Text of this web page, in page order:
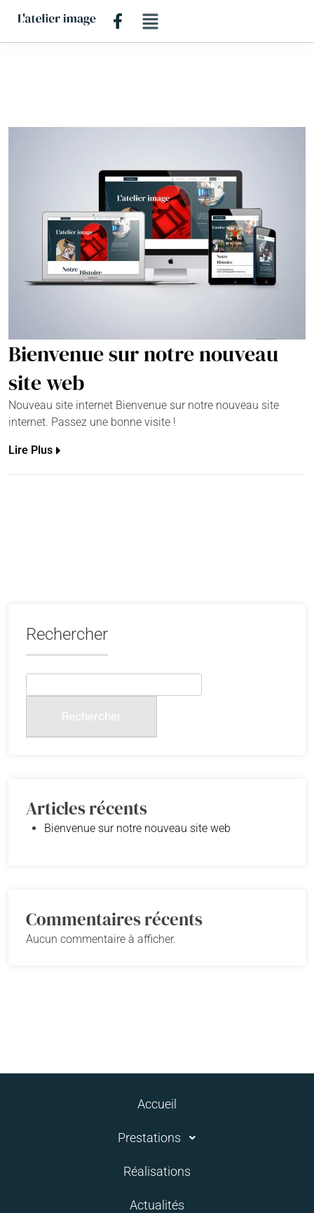
Bienvenue sur notre nouveau
site web
Nouveau site internet Bienvenue sur notre nouveau site
internet. Passez une bonne visite !
Lire Plus
Rechercher
Rechercher
Articles récents
Bienvenue sur notre nouveau site web
Commentaires récents
Aucun commentaire à afficher.
Accueil
Prestations
Réalisations
Actualités